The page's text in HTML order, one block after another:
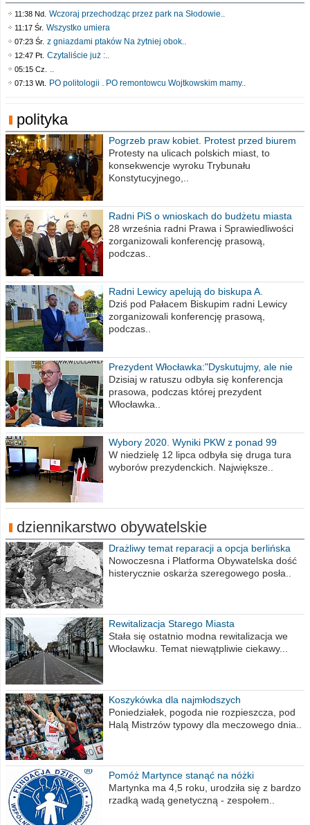
11:38 Nd. Wczoraj przechodząc przez park na Słodowie..
11:17 Śr. Wszystko umiera
07:23 Śr. z gniazdami ptaków Na żytniej obok..
12:47 Pt. Czytaliście już :..
05:15 Cz. ..
07:13 Wt. PO politologii . PO remontowcu Wojtkowskim mamy..
polityka
Pogrzeb praw kobiet. Protest przed biurem
poselskim PiS
Protesty na ulicach polskich miast, to
konsekwencje wyroku Trybunału
Konstytucyjnego,..
Radni PiS o wnioskach do budżetu miasta
na 2021 rok
28 września radni Prawa i Sprawiedliwości
zorganizowali konferencję prasową,
podczas..
Radni Lewicy apelują do biskupa A.
Wiesława Meringa
Dziś pod Pałacem Biskupim radni Lewicy
zorganizowali konferencję prasową,
podczas..
Prezydent Włocławka:"Dyskutujmy, ale nie
obrażajmy się”
Dzisiaj w ratuszu odbyła się konferencja
prasowa, podczas której prezydent
Włocławka..
Wybory 2020. Wyniki PKW z ponad 99
procent obwodów
W niedzielę 12 lipca odbyła się druga tura
wyborów prezydenckich. Największe..
dziennikarstwo obywatelskie
Drażliwy temat reparacji a opcja berlińska
Nowoczesna i Platforma Obywatelska dość
histerycznie oskarża szeregowego posła..
Rewitalizacja Starego Miasta
Stała się ostatnio modna rewitalizacja we
Włocławku. Temat niewątpliwie ciekawy...
Koszykówka dla najmłodszych
Poniedziałek, pogoda nie rozpieszcza, pod
Halą Mistrzów typowy dla meczowego dnia..
Pomóż Martynce stanąć na nóżki
Martynka ma 4,5 roku, urodziła się z bardzo
rzadką wadą genetyczną - zespołem..